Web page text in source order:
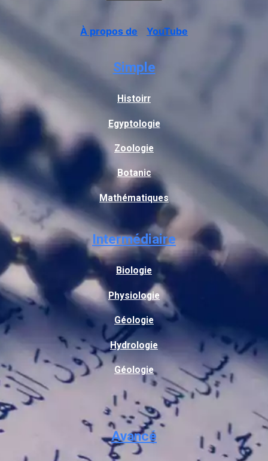
À propos de YouTube
Simple
Histoirr
Egyptologie
Zoologie
Botanic
Mathématiques
Intermédiaire
Biologie
Physiologie
Géologie
Hydrologie
Géologie
Avancé